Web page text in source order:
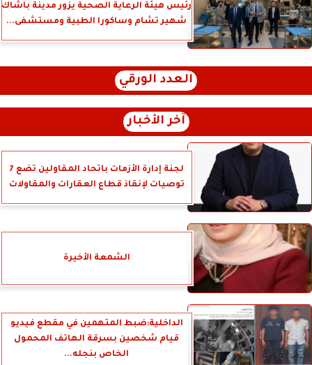
رئيس هيئة الرعاية الصحية يزور مدينة باشاك
شهير تشام وساكورا الطبية ومستشفى...
العدد الورقي
آخر الأخبار
لجنة إدارة الأزمات باتحاد المقاولين تضع 7
توصيات لإنقاذ قطاع العقارات والمقاولات
الشمعة الأخيرة
الداخلية:ضبط المتهمين في مقطع فيديو
قيام شخصين بسرقة الهاتف المحمول
الخاص بنجله...